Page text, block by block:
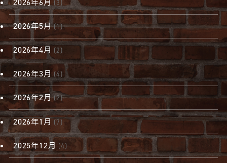
(3)
2026年5月(1)
2026年4月 (2)
2026年3月 (4)
2026年2月(2)
2026年1月 (7)
2025年12月 (4)